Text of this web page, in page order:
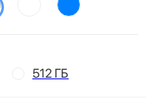
512 ГБ